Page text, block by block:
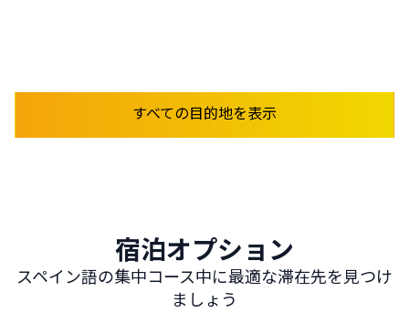
すべての目的地を表示
宿泊オプション
スペイン語の集中コース中に最適な滞在先を見つけ
ましょう